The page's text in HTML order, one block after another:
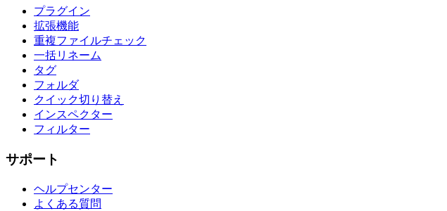
プラグイン
拡張機能
重複ファイルチェック
一括リネーム
タグ
フォルダ
クイック切り替え
インスペクター
フィルター
サポート
ヘルプセンター
よくある質問